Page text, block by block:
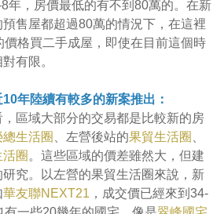
年，房價最低的有不到80萬的。在新
售屋都超過80萬的情況下，在這裡
價格買二手成屋，即使在目前這個時
有限。
年陸續有較多的新案推出：
，區域大部分的交易都是比較新的房
生活圈 、左營後站的果貿生活圈
圈 。這些區域的價差雖然大，但建
究。以左營的果貿生活圈來說，新
華友聯NEXT21 ，成交價已經來到34-